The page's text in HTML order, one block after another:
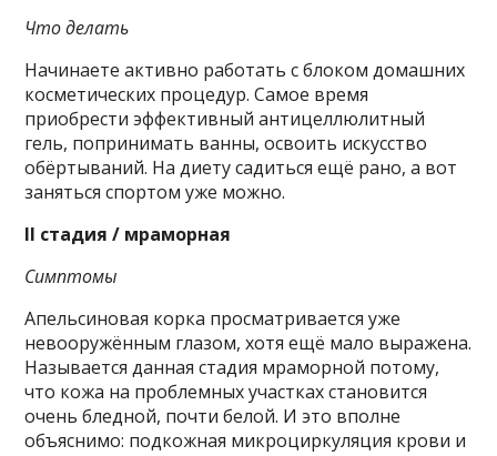
Что делать
Начинаете активно работать с блоком домашних
косметических процедур. Самое время
приобрести эффективный антицеллюлитный
гель, попринимать ванны, освоить искусство
обёртываний. На диету садиться ещё рано, а вот
заняться спортом уже можно.
II стадия / мраморная
Симптомы
Апельсиновая корка просматривается уже
невооружённым глазом, хотя ещё мало выражена.
Называется данная стадия мраморной потому,
что кожа на проблемных участках становится
очень бледной, почти белой. И это вполне
объяснимо: подкожная микроциркуляция крови и